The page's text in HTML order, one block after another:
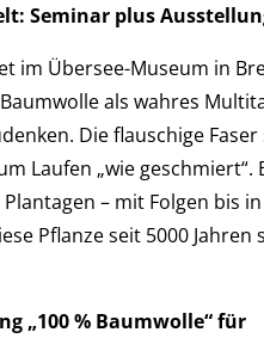
Seminar plus
im Übersee-Museum in
als wahres
Die flauschige
Laufen „wie
– mit Folgen bis
Pflanze seit 5000
„100 % Baumwolle“ für